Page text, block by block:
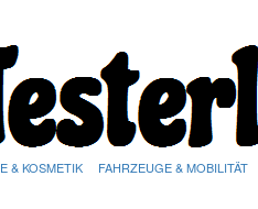
& KOSMETIK FAHRZEUGE & MOBILITÄT